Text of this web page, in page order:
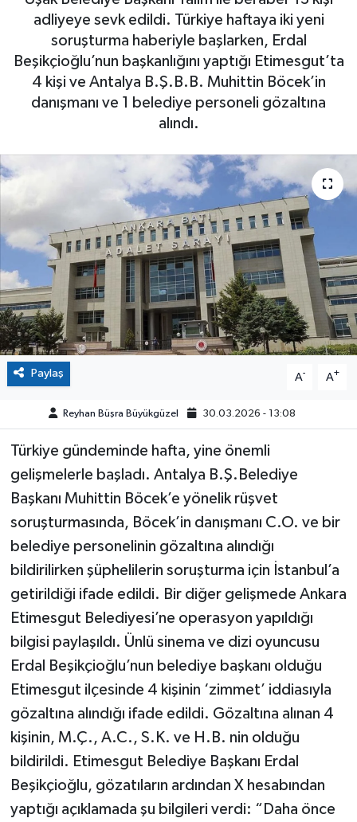
adliyeye sevk edildi. Türkiye haftaya iki yeni
soruşturma haberiyle başlarken, Erdal
Beşikçioğlu’nun başkanlığını yaptığı Etimesgut’ta
4 kişi ve Antalya B.Ş.B.B. Muhittin Böcek’in
danışmanı ve 1 belediye personeli gözaltına
alındı.
Paylaş A- A+
Reyhan Büşra Büyükgüzel 30.03.2026 - 13:08
Türkiye gündeminde hafta, yine önemli
gelişmelerle başladı. Antalya B.Ş.Belediye
Başkanı Muhittin Böcek’e yönelik rüşvet
soruşturmasında, Böcek’in danışmanı C.O. ve bir
belediye personelinin gözaltına alındığı
bildirilirken şüphelilerin soruşturma için İstanbul’a
getirildiği ifade edildi. Bir diğer gelişmede Ankara
Etimesgut Belediyesi’ne operasyon yapıldığı
bilgisi paylaşıldı. Ünlü sinema ve dizi oyuncusu
Erdal Beşikçioğlu’nun belediye başkanı olduğu
Etimesgut ilçesinde 4 kişinin ‘zimmet’ iddiasıyla
gözaltına alındığı ifade edildi. Gözaltına alınan 4
kişinin, M.Ç., A.C., S.K. ve H.B. nin olduğu
bildirildi. Etimesgut Belediye Başkanı Erdal
Beşikçioğlu, gözatıların ardından X hesabından
yaptığı açıklamada şu bilgileri verdi: “Daha önce